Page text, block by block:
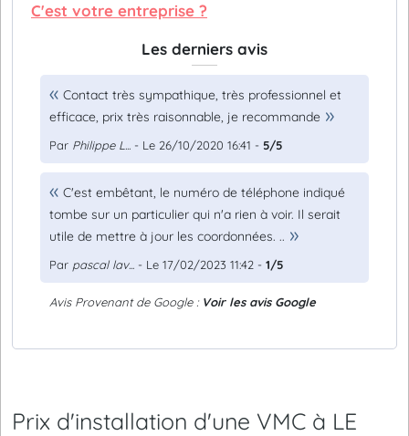
C'est votre entreprise ?
Les derniers avis
Contact très sympathique, très professionnel et
efficace, prix très raisonnable, je recommande
Par Philippe L... - Le 26/10/2020 16:41 - 5/5
C'est embêtant, le numéro de téléphone indiqué
tombe sur un particulier qui n'a rien à voir. Il serait
utile de mettre à jour les coordonnées. ..
Par pascal lav... - Le 17/02/2023 11:42 - 1/5
Avis Provenant de Google : Voir les avis Google
Prix d'installation d'une VMC à LE